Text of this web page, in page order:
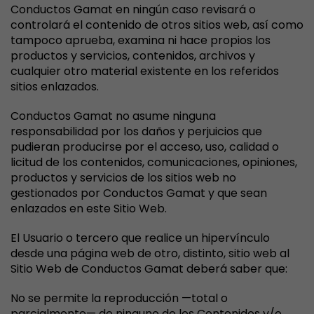
Conductos Gamat en ningún caso revisará o
controlará el contenido de otros sitios web, así como
tampoco aprueba, examina ni hace propios los
productos y servicios, contenidos, archivos y
cualquier otro material existente en los referidos
sitios enlazados.
Conductos Gamat no asume ninguna
responsabilidad por los daños y perjuicios que
pudieran producirse por el acceso, uso, calidad o
licitud de los contenidos, comunicaciones, opiniones,
productos y servicios de los sitios web no
gestionados por Conductos Gamat y que sean
enlazados en este Sitio Web.
El Usuario o tercero que realice un hipervínculo
desde una página web de otro, distinto, sitio web al
Sitio Web de Conductos Gamat deberá saber que:
No se permite la reproducción —total o